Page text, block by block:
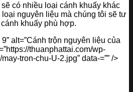
sẽ có nhiều loại cánh khuấy khác
nguyên liệu mà chúng tôi sẽ tư
khuấy phù hợp.
” alt=”Cánh trộn nguyên liệu của
thuanphattai.com/wp-
tron-chu-U-2.jpg” data-=”” />